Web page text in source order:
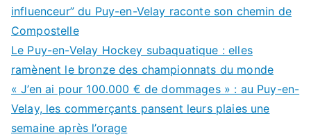
influenceur” du Puy-en-Velay raconte son chemin de
Compostelle
Le Puy-en-Velay Hockey subaquatique : elles
ramènent le bronze des championnats du monde
« J’en ai pour 100.000 € de dommages » : au Puy-en-
Velay, les commerçants pansent leurs plaies une
semaine après l’orage